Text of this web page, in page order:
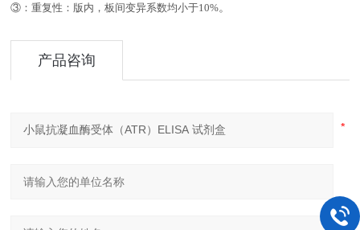
③：重复性：版内，板间变异系数均小于10%。
产品咨询